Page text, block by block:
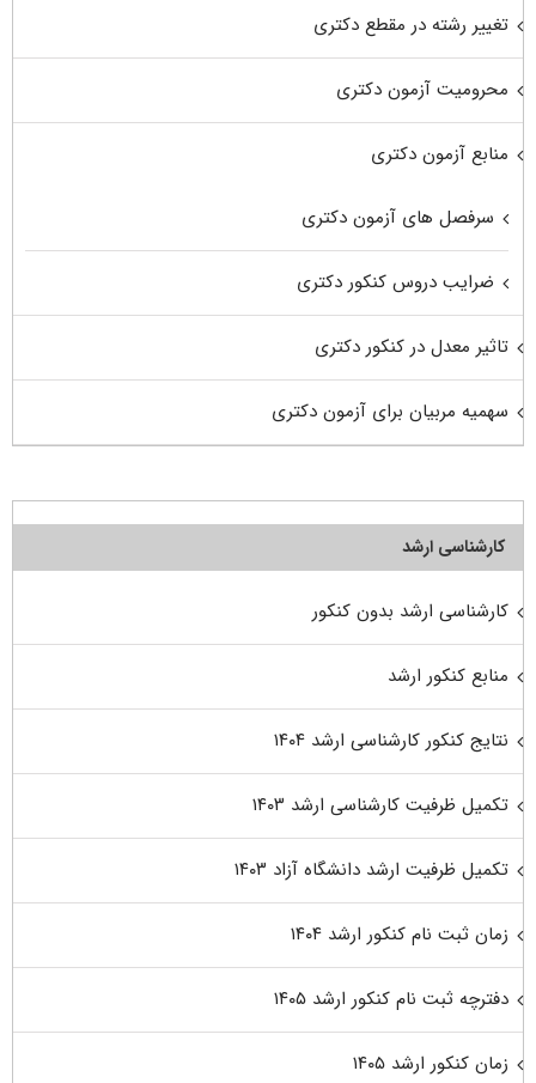
تغییر رشته در مقطع دکتری
محرومیت آزمون دکتری
منابع آزمون دکتری
سرفصل های آزمون دکتری
ضرایب دروس کنکور دکتری
تاثیر معدل در کنکور دکتری
سهمیه مربیان برای آزمون دکتری
کارشناسی ارشد
کارشناسی ارشد بدون کنکور
منابع کنکور ارشد
نتایج کنکور کارشناسی ارشد ۱۴۰۴
تکمیل ظرفیت کارشناسی ارشد ۱۴۰۳
تکمیل ظرفیت ارشد دانشگاه آزاد ۱۴۰۳
زمان ثبت نام کنکور ارشد ۱۴۰۴
دفترچه ثبت نام کنکور ارشد ۱۴۰۵
زمان کنکور ارشد ۱۴۰۵